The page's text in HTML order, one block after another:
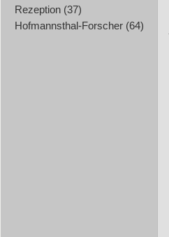
Rezeption (37)
Hofmannsthal-Forscher (64)